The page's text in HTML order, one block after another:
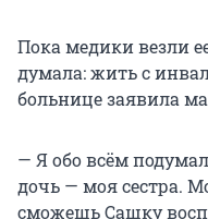
Пока медики везли
думала: жить с
больнице заявила
— Я обо всём
дочь — моя сестра.
сможешь Сашку